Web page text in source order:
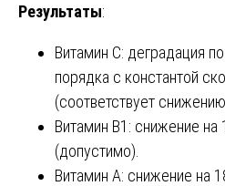
Результаты:
Витамин C: деградация
порядка с константой
(соответствует
Витамин B1: снижение на
(допустимо).
Витамин A: снижение на